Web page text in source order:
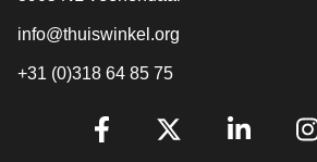
info@thuiswinkel.org
+31 (0)318 64 85 75
Volg je ons al?